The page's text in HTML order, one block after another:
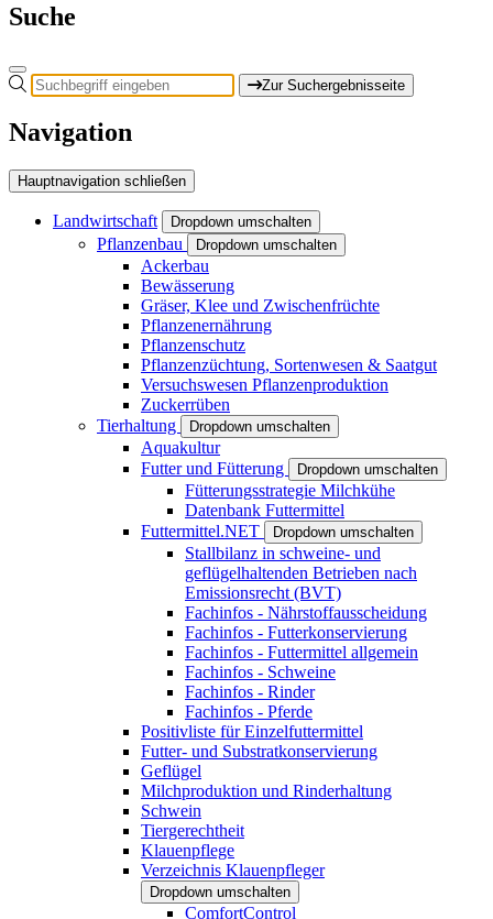
Suche
Zur Suchergebnisseite
Navigation
Hauptnavigation schließen
Landwirtschaft Dropdown umschalten
Pflanzenbau Dropdown umschalten
Ackerbau
Bewässerung
Gräser, Klee und Zwischenfrüchte
Pflanzenernährung
Pflanzenschutz
Pflanzenzüchtung, Sortenwesen & Saatgut
Versuchswesen Pflanzenproduktion
Zuckerrüben
Tierhaltung
Dropdown umschalten
Aquakultur
Futter und Fütterung
Dropdown umschalten
Fütterungsstrategie Milchkühe
Datenbank Futtermittel
Futtermittel.NET
Dropdown umschalten
Stallbilanz in schweine- und
geflügelhaltenden Betrieben nach
Emissionsrecht (BVT)
Fachinfos - Nährstoffausscheidung
Fachinfos - Futterkonservierung
Fachinfos - Futtermittel allgemein
Fachinfos - Schweine
Fachinfos - Rinder
Fachinfos - Pferde
Positivliste für Einzelfuttermittel
Futter- und Substratkonservierung
Geflügel
Milchproduktion und Rinderhaltung
Schwein
Tiergerechtheit
Klauenpflege
Verzeichnis Klauenpfleger
Dropdown umschalten
ComfortControl